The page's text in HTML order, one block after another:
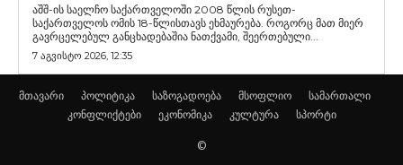
აშშ-ის საელჩო საქართველოში 2008 წლის რუსეთ-
საქართველოს ომის 18-წლისთავს ეხმაურება. როგორც მათ მიერ
გავრცელებულ განცხადებაშია ნათქვამი, შეერთებული...
7 აგვისტო 2026, 12:35
მთავარი პოლიტიკა საზოგადოება მსოფლიო
სამართალი
კონფლიქტები
ეკონომიკა კულტურა სპორტი
©